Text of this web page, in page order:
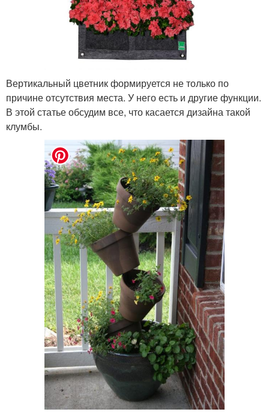
Вертикальный цветник формируется не только по
причине отсутствия места. У него есть и другие функции.
В этой статье обсудим все, что касается дизайна такой
клумбы.